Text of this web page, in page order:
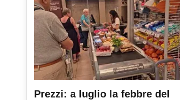
Prezzi: a luglio la febbre del